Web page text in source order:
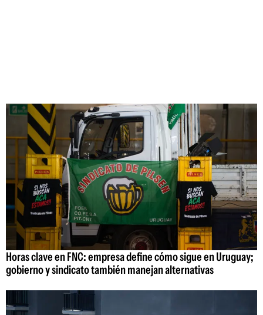
Horas clave en FNC: empresa define cómo sigue en Uruguay;
gobierno y sindicato también manejan alternativas